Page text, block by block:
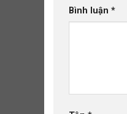
Bình luận *